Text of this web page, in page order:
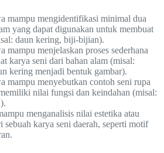
mampu mengidentifikasi minimal dua
yang dapat digunakan untuk membuat
daun kering, biji-bijian).
mampu menjelaskan proses sederhana
karya seni dari bahan alam (misal:
kering menjadi bentuk gambar).
mampu menyebutkan contoh seni rupa
nilai fungsi dan keindahan (misal:
menganalisis nilai estetika atau
sebuah karya seni daerah, seperti motif